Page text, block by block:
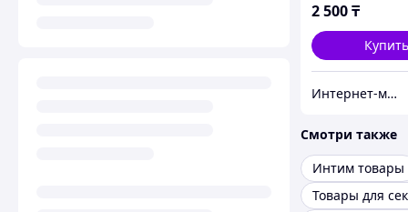
2 500₸
Купить
Интернет-магазин "Лимонный островок"
Смотри также
Интим товары
Товары для